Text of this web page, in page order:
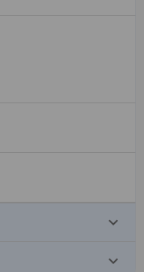
keyboard_arrow_down
keyboard_arrow_down